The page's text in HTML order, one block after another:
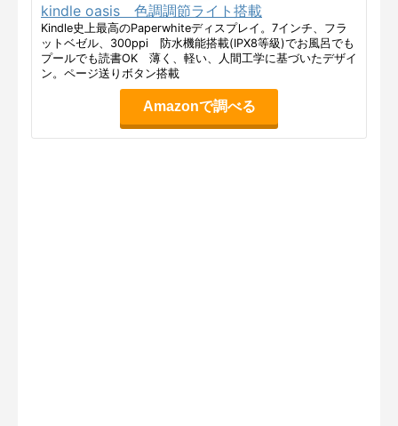
kindle oasis 色調調節ライト搭載
Kindle史上最高のPaperwhiteディスプレイ。7インチ、フラ
ットベゼル、300ppi 防水機能搭載(IPX8等級)でお風呂でも
プールでも読書OK 薄く、軽い、人間工学に基づいたデザイ
ン。ページ送りボタン搭載
Amazonで調べる